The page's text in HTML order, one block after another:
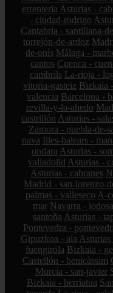
errenteria Asturias -
- ciudad-rodrigo
Cantabria - santillana-
torrejón-de-ardoz
de-onís Málaga -
cantos Cuenca -
cambrils La-rioja -
vitoria-gasteiz Bizkaia
valencia Barcelona -
revilla-y-la-ahedo
castrillón Asturias -
Zamora - puebla-de-
nava Illes-balears -
ondara Asturias -
valladolid Asturias -
Asturias - cabranes
Madrid - san-lorenzo-
palmas - valleseco A-
mar Navarra - lodosa
santoña Asturias -
Pontevedra -
Gipuzkoa - aia
fuengirola Bizkaia -
Castellón - benicàssim
Murcia - san-javier
Bizkaia - berriatua